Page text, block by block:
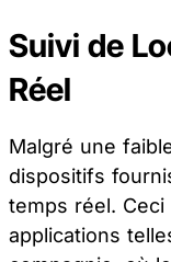
Suivi de
Réel
Malgré une
dispositifs
temps réel.
applications